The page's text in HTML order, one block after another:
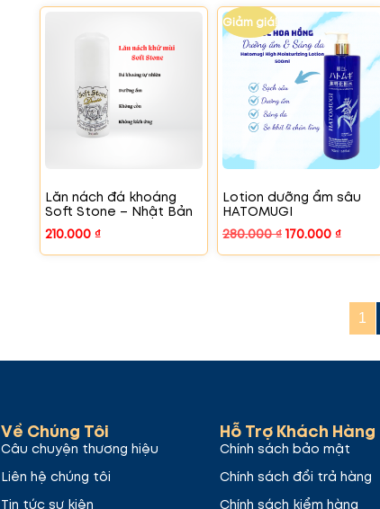
Lăn nách đá khoáng
Soft Stone – Nhật Bản
210.000 ₫
Giảm giá!
Lotion dưỡng ẩm sâu
HATOMUGI
280.000₫ 170.000 ₫
1
Về Chúng Tôi
Câu chuyện thương hiệu
Liên hệ chúng tôi
Tin tức sự kiện
Hỗ Trợ Khách Hàng
Chính sách bảo mật
Chính sách đổi trả hàng
Chính sách kiểm hàng